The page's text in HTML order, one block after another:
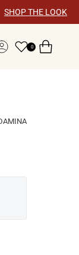
SHOP THE LOOK
Konto0
×